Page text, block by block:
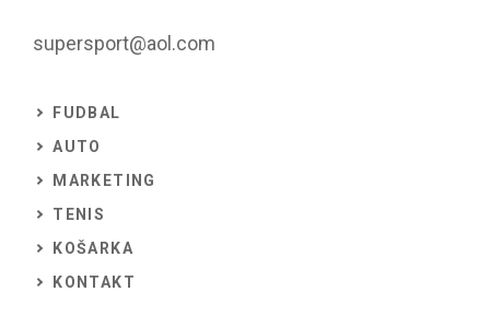
supersport@aol.com
FUDBAL
AUTO
MARKETING
TENIS
KOŠARKA
KONTAKT